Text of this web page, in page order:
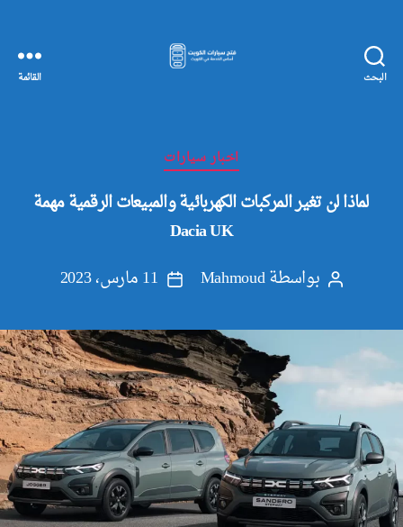
البحث
الكويت
القائمة
التصنيفات
اخبار سيارات
لماذا لن تغير المركبات الكهربائية والمبيعات الرقمية مهمة
Dacia UK
كاتببواسطةMahmoud
تاريخ
11 مارس، 2023